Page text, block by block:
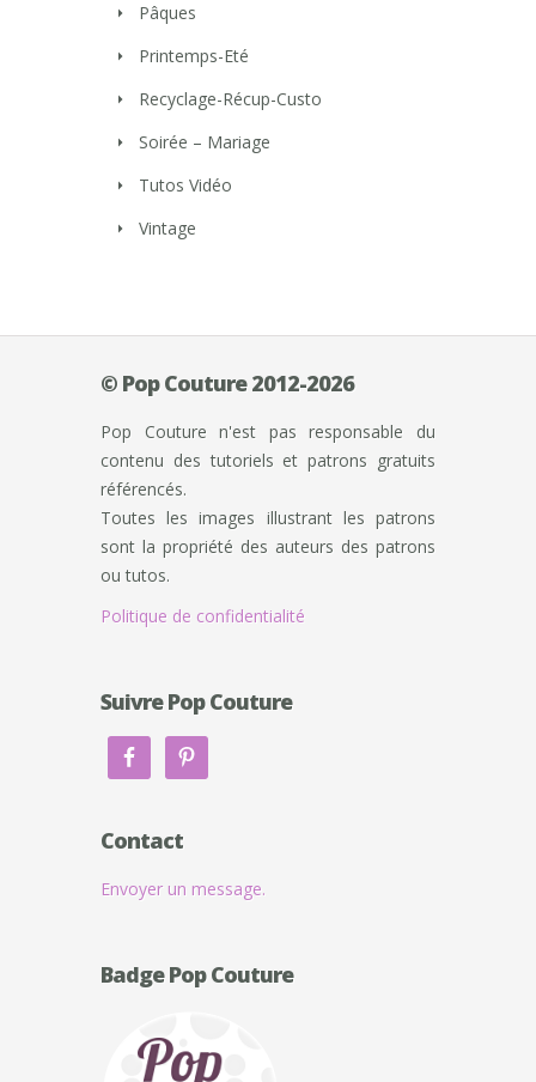
Pâques
Printemps-Eté
Recyclage-Récup-Custo
Soirée – Mariage
Tutos Vidéo
Vintage
© Pop Couture 2012-2026
Pop Couture n'est pas responsable du
contenu des tutoriels et patrons gratuits
référencés.
Toutes les images illustrant les patrons
sont la propriété des auteurs des patrons
ou tutos.
Politique de confidentialité
Suivre Pop Couture
Contact
Envoyer un message.
Badge Pop Couture